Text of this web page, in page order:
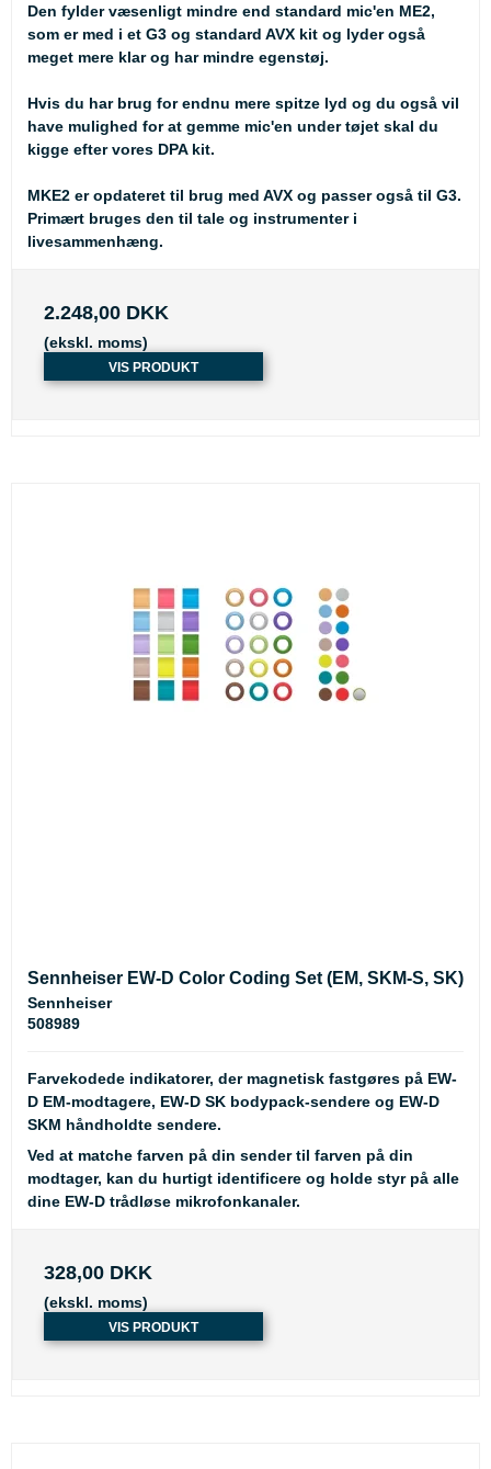
Den fylder væsenligt mindre end standard mic'en ME2,
som er med i et G3 og standard AVX kit og lyder også
meget mere klar og har mindre egenstøj.
Hvis du har brug for endnu mere spitze lyd og du også vil
have mulighed for at gemme mic'en under tøjet skal du
kigge efter vores DPA kit.
MKE2 er opdateret til brug med AVX og passer også til G3.
Primært bruges den til tale og instrumenter i
livesammenhæng.
2.248,00 DKK
(ekskl. moms)
VIS PRODUKT
Sennheiser EW-D Color Coding Set (EM, SKM-S, SK)
Sennheiser
508989
Farvekodede indikatorer, der magnetisk fastgøres på EW-
D EM-modtagere, EW-D SK bodypack-sendere og EW-D
SKM håndholdte sendere.
Ved at matche farven på din sender til farven på din
modtager, kan du hurtigt identificere og holde styr på alle
dine EW-D trådløse mikrofonkanaler.
328,00 DKK
(ekskl. moms)
VIS PRODUKT